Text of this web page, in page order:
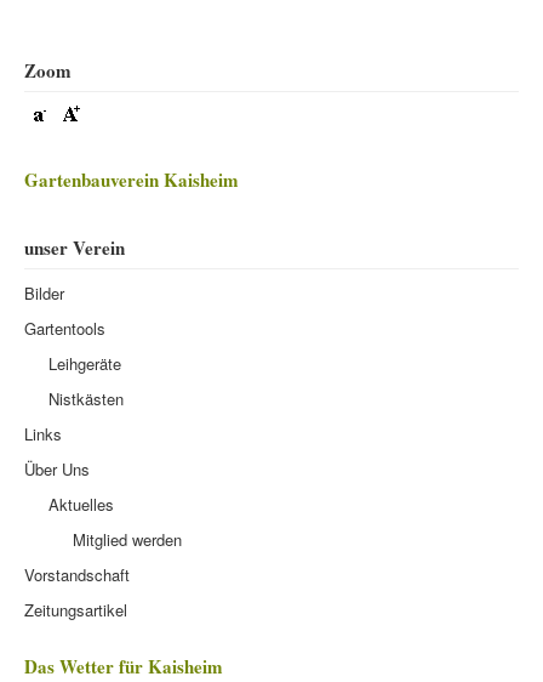
Zoom
Gartenbauverein Kaisheim
unser Verein
Bilder
Gartentools
Leihgeräte
Nistkästen
Links
Über Uns
Aktuelles
Mitglied werden
Vorstandschaft
Zeitungsartikel
Das Wetter für Kaisheim